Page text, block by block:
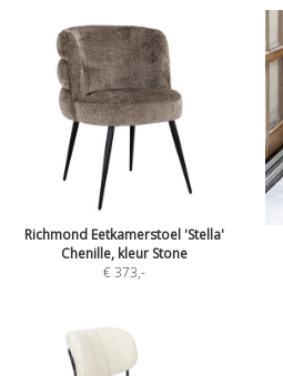
Richmond Eetkamerstoel 'Stella'
Chenille, kleur Stone
€ 373,-